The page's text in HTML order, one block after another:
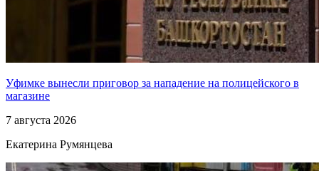
Уфимке вынесли приговор за нападение на полицейского в
магазине
7 августа 2026
Екатерина Румянцева